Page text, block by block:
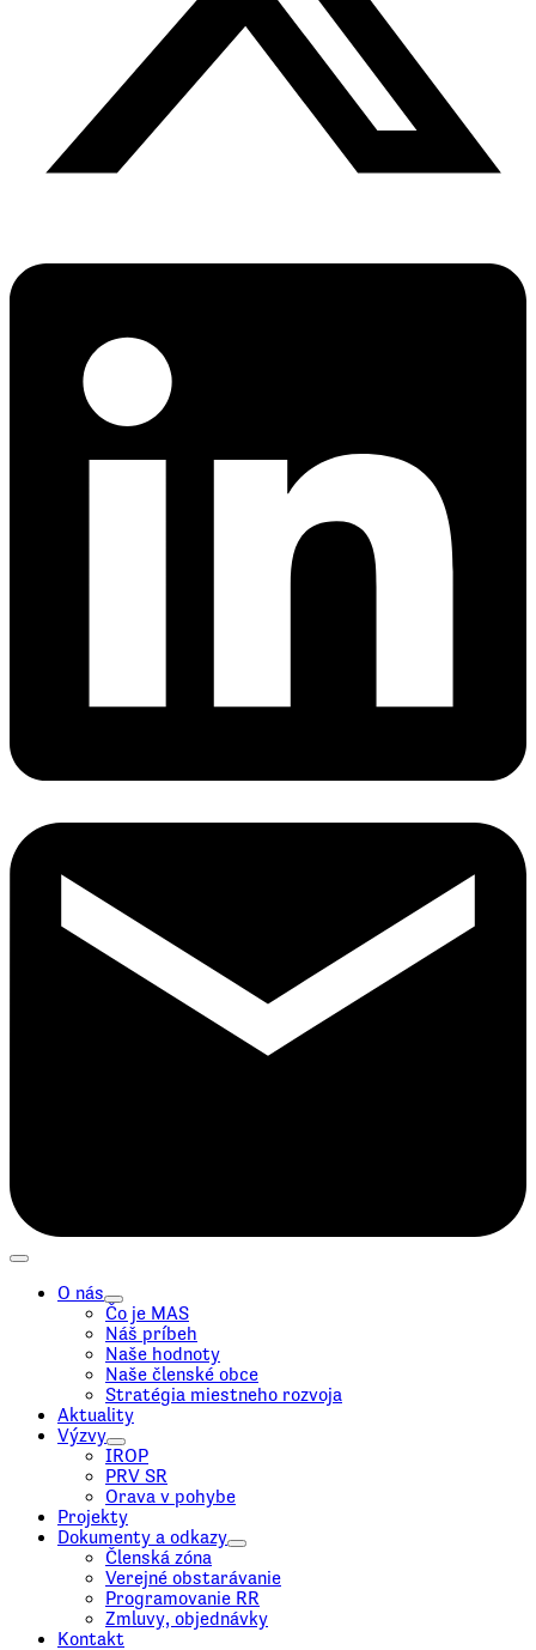
O nás
Čo je MAS
Náš príbeh
Naše hodnoty
Naše členské obce
Stratégia miestneho rozvoja
Aktuality
Výzvy
IROP
PRV SR
Orava v pohybe
Projekty
Dokumenty a odkazy
Členská zóna
Verejné obstarávanie
Programovanie RR
Zmluvy, objednávky
Kontakt